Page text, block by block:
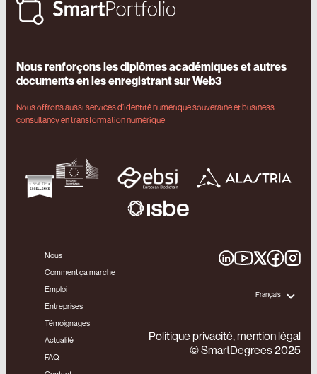
Nous renforçons les diplômes académiques et autres
documents en les enregistrant sur Web3
Nous offrons aussi services d’identité numérique souveraine et business
consultancy en transformation numérique
Nous
Comment ça marche
Emploi
Entreprises
Témoignages
Actualité
FAQ
Français
Politique privacité, mention légal
© SmartDegrees 2025